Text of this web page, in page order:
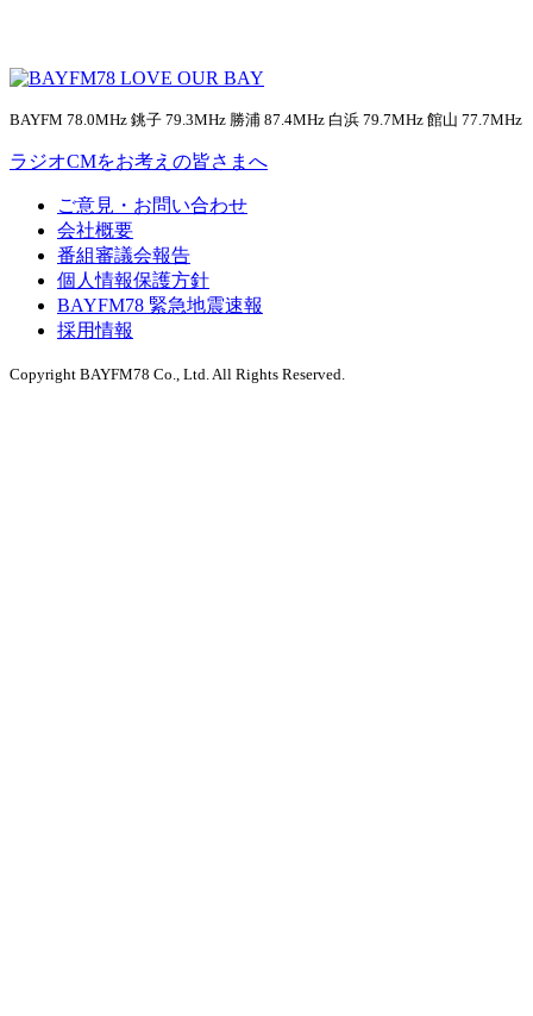
BAYFM 78.0MHz 銚子 79.3MHz 勝浦 87.4MHz 白浜 79.7MHz 館山 77.7MHz
ラジオCMをお考えの皆さまへ
ご意見・お問い合わせ
会社概要
番組審議会報告
個人情報保護方針
BAYFM78 緊急地震速報
採用情報
Copyright BAYFM78 Co., Ltd. All Rights Reserved.